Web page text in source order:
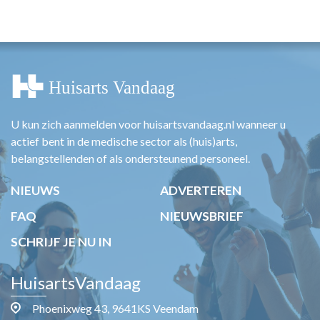
TARIEVEN
MEDISCHE VAKHANDEL
REGISTRATIE
U kun zich aanmelden voor huisartsvandaag.nl wanneer u
actief bent in de medische sector als (huis)arts,
belangstellenden of als ondersteunend personeel.
NIEUWS
ADVERTEREN
FAQ
NIEUWSBRIEF
SCHRIJF JE NU IN
HuisartsVandaag
Phoenixweg 43, 9641KS Veendam